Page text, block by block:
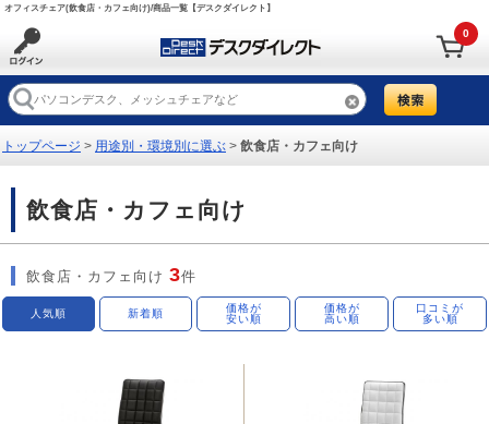
オフィスチェア(飲食店・カフェ向け)/商品一覧【デスクダイレクト】
0
トップページ > 用途別・環境別に選ぶ > 飲食店・カフェ向け
飲食店・カフェ向け
飲食店・カフェ向け 3件
人気順 新着順
価格が
安い順
価格が
高い順
口コミが
多い順